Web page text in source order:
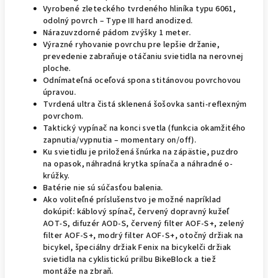
Vyrobené zleteckého tvrdeného hliníka typu 6061,
odolný povrch – Type III hard anodized.
Nárazuvzdorné pádom zvýšky 1 meter.
Výrazné ryhovanie povrchu pre lepšie držanie,
prevedenie zabraňuje otáčaniu svietidla na nerovnej
ploche.
Odnímateľná oceľová spona stitánovou povrchovou
úpravou.
Tvrdená ultra čistá sklenená šošovka santi-reflexným
povrchom.
Taktický vypínač na konci svetla (funkcia okamžitého
zapnutia/vypnutia – momentary on/off).
Ku svietidlu je priložená šnúrka na zápästie, puzdro
na opasok, náhradná krytka spínača a náhradné o-
krúžky.
Batérie nie sú súčasťou balenia.
Ako voliteľné príslušenstvo je možné napríklad
dokúpiť: káblový spínač, červený dopravný kužeľ
AOT-S, difuzér AOD-S, červený filter AOF-S+, zelený
filter AOF-S+, modrý filter AOF-S+, otočný držiak na
bicykel, špeciálny držiak Fenix ​​na bicykelči držiak
svietidla na cyklistickú prilbu BikeBlock a tiež
montáže na zbraň.